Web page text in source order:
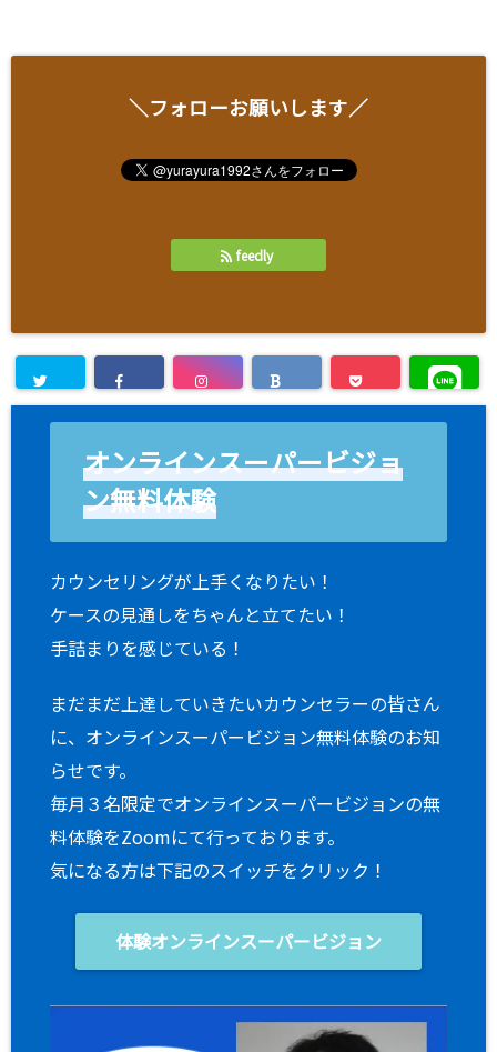
＼フォローお願いします／
feedly
オンラインスーパービジョ
ン無料体験
カウンセリングが上手くなりたい！
ケースの見通しをちゃんと立てたい！
手詰まりを感じている！
まだまだ上達していきたいカウンセラーの皆さん
に、オンラインスーパービジョン無料体験のお知
らせです。
毎月３名限定でオンラインスーパービジョンの無
料体験をZoomにて行っております。
気になる方は下記のスイッチをクリック！
体験オンラインスーパービジョン